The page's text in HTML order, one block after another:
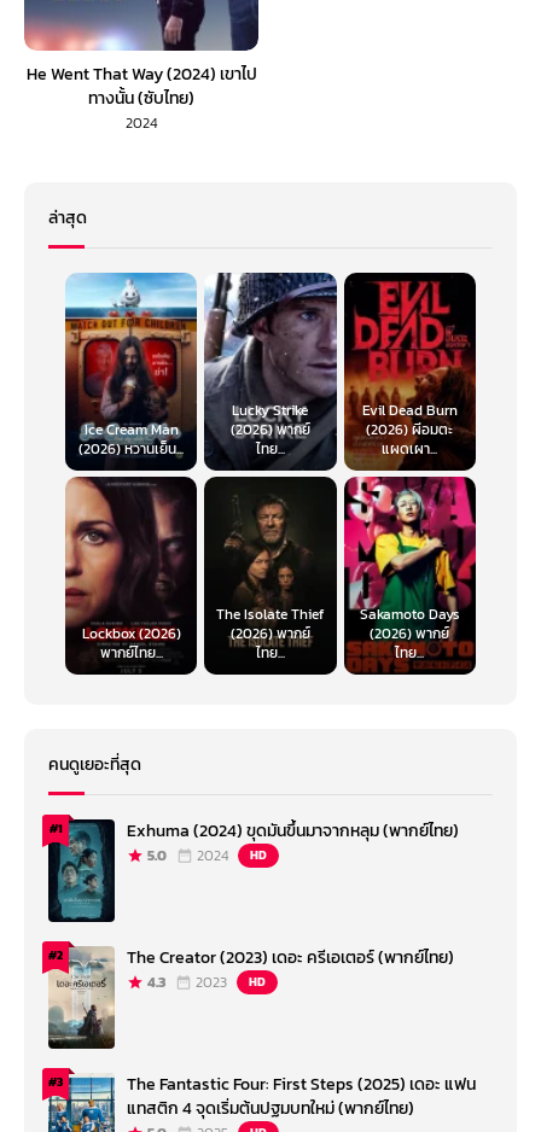
He Went That Way (2024) เขาไป
ทางนั้น (ซับไทย)
2024
ล่าสุด
Ice Cream Man
(2026) หวานเย็น...
Lucky Strike
(2026) พากย์
ไทย...
Evil Dead Burn
(2026) ผีอมตะ
แผดเผา...
Lockbox (2026)
พากย์ไทย...
The Isolate Thief
(2026) พากย์
ไทย...
Sakamoto Days
(2026) พากย์
ไทย...
คนดูเยอะที่สุด
#1 Exhuma (2024) ขุดมันขึ้นมาจากหลุม (พากย์ไทย)
5.0 2024 HD
#2 The Creator (2023) เดอะ ครีเอเตอร์ (พากย์ไทย)
4.3 2023 HD
#3
The Fantastic Four: First Steps (2025) เดอะ แฟน
แทสติก 4 จุดเริ่มต้นปฐมบทใหม่ (พากย์ไทย)